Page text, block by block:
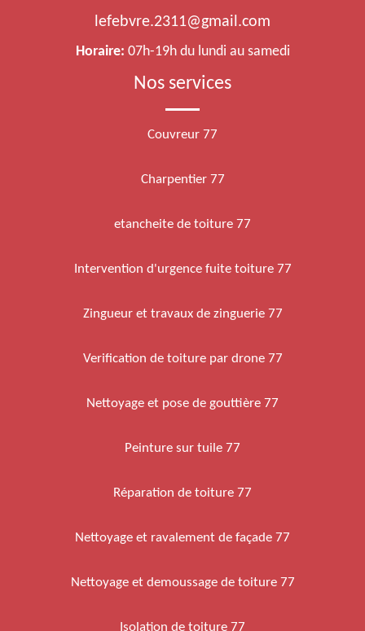
lefebvre.2311@gmail.com
Horaire: 07h-19h du lundi au samedi
Nos services
Couvreur 77
Charpentier 77
etancheite de toiture 77
Intervention d'urgence fuite toiture 77
Zingueur et travaux de zinguerie 77
Verification de toiture par drone 77
Nettoyage et pose de gouttière 77
Peinture sur tuile 77
Réparation de toiture 77
Nettoyage et ravalement de façade 77
Nettoyage et demoussage de toiture 77
Isolation de toiture 77